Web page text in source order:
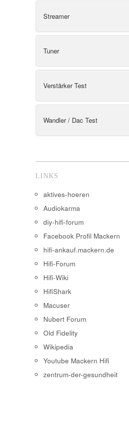
Streamer
Tuner
Verstärker Test
Wandler / Dac Test
LINKS
aktives-hoeren
Audiokarma
diy-hifi-forum
Facebook Profil Mackern
hifi-ankauf.mackern.de
Hifi-Forum
Hifi-Wiki
HifiShark
Macuser
Nubert Forum
Old Fidelity
Wikipedia
Youtube Mackern Hifi
zentrum-der-gesundheit